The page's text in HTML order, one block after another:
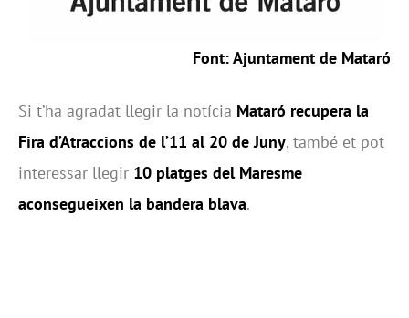
Font: Ajuntament de Mataró
Si t’ha agradat llegir la notícia Mataró recupera la
Fira d’Atraccions de l’11 al 20 de Juny, també et pot
interessar llegir 10 platges del Maresme
aconsegueixen la bandera blava.